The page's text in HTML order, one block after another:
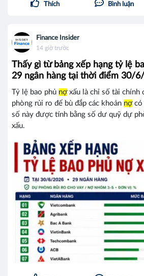
Thích Bình luận
Finance Insider
14 giờ trước
Thấy gì từ bảng xếp hạng tỷ lệ
29 ngân hàng tại thời điểm 30/
Tỷ lệ bao phủ nợxấu là chỉ số tài chính
phòng rủi ro để bù đắp các khoản nợcó
số này được tính bằng số dư quỹ dự
xấu.